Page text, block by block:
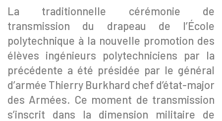
La traditionnelle cérémonie de
transmission du drapeau de l’École
polytechnique à la nouvelle promotion des
élèves ingénieurs polytechniciens par la
précédente a été présidée par le général
d’armée Thierry Burkhard chef d’état-major
des Armées. Ce moment de transmission
s’inscrit dans la dimension militaire de